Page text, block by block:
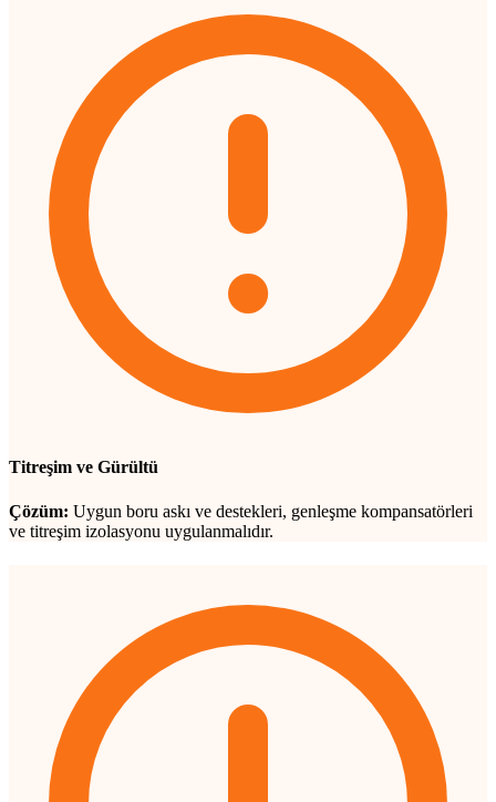
Titreşim ve Gürültü
Çözüm: Uygun boru askı ve destekleri, genleşme kompansatörleri
ve titreşim izolasyonu uygulanmalıdır.